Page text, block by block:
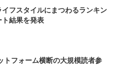
フスタイルにまつわるランキン
結果を発表
トフォーム横断の大規模読者参